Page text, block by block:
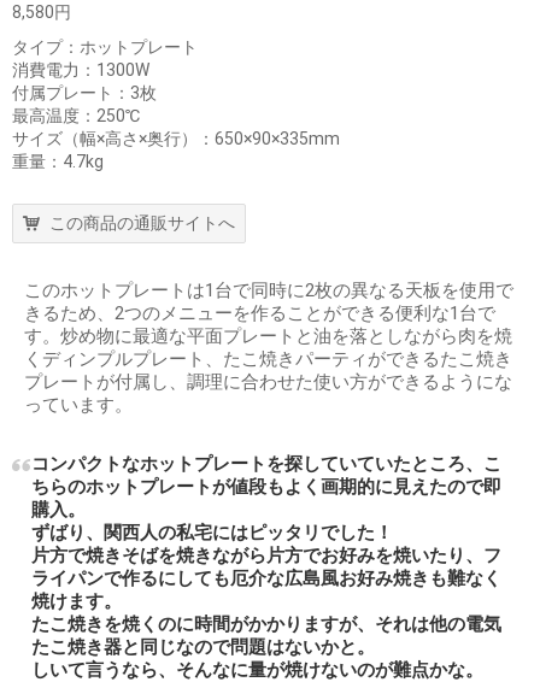
8,580円
タイプ：ホットプレート
消費電力：1300W
付属プレート：3枚
最高温度：250℃
サイズ（幅×高さ×奥行）：650×90×335mm
重量：4.7kg
この商品の通販サイトへ
このホットプレートは1台で同時に2枚の異なる天板を使用で
きるため、2つのメニューを作ることができる便利な1台で
す。炒め物に最適な平面プレートと油を落としながら肉を焼
くディンプルプレート、たこ焼きパーティができるたこ焼き
プレートが付属し、調理に合わせた使い方ができるようにな
っています。
コンパクトなホットプレートを探していていたところ、こ
ちらのホットプレートが値段もよく画期的に見えたので即
購入。
ずばり、関西人の私宅にはピッタリでした！
片方で焼きそばを焼きながら片方でお好みを焼いたり、フ
ライパンで作るにしても厄介な広島風お好み焼きも難なく
焼けます。
たこ焼きを焼くのに時間がかかりますが、それは他の電気
たこ焼き器と同じなので問題はないかと。
しいて言うなら、そんなに量が焼けないのが難点かな。